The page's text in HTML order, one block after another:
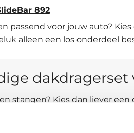
892
passend voor jouw auto?
alleen een los onderdeel
dakdragerset
stangen? Kies dan liever
je de juiste kitset, voetenset